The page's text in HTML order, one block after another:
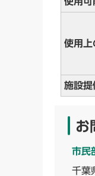
使用上
施設提
お
市民
千葉